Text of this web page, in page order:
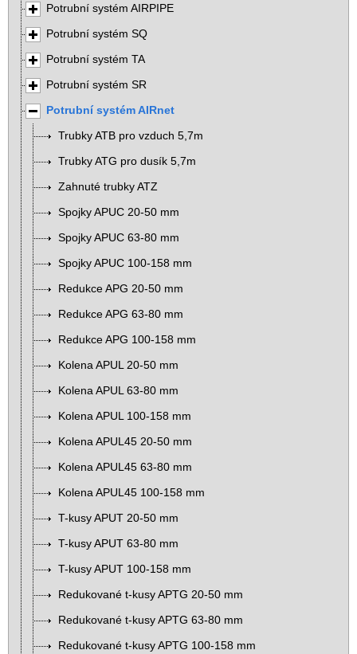
Potrubní systém AIRPIPE
Potrubní systém SQ
Potrubní systém TA
Potrubní systém SR
Potrubní systém AIRnet
Trubky ATB pro vzduch 5,7m
Trubky ATG pro dusík 5,7m
Zahnuté trubky ATZ
Spojky APUC 20-50 mm
Spojky APUC 63-80 mm
Spojky APUC 100-158 mm
Redukce APG 20-50 mm
Redukce APG 63-80 mm
Redukce APG 100-158 mm
Kolena APUL 20-50 mm
Kolena APUL 63-80 mm
Kolena APUL 100-158 mm
Kolena APUL45 20-50 mm
Kolena APUL45 63-80 mm
Kolena APUL45 100-158 mm
T-kusy APUT 20-50 mm
T-kusy APUT 63-80 mm
T-kusy APUT 100-158 mm
Redukované t-kusy APTG 20-50 mm
Redukované t-kusy APTG 63-80 mm
Redukované t-kusy APTG 100-158 mm